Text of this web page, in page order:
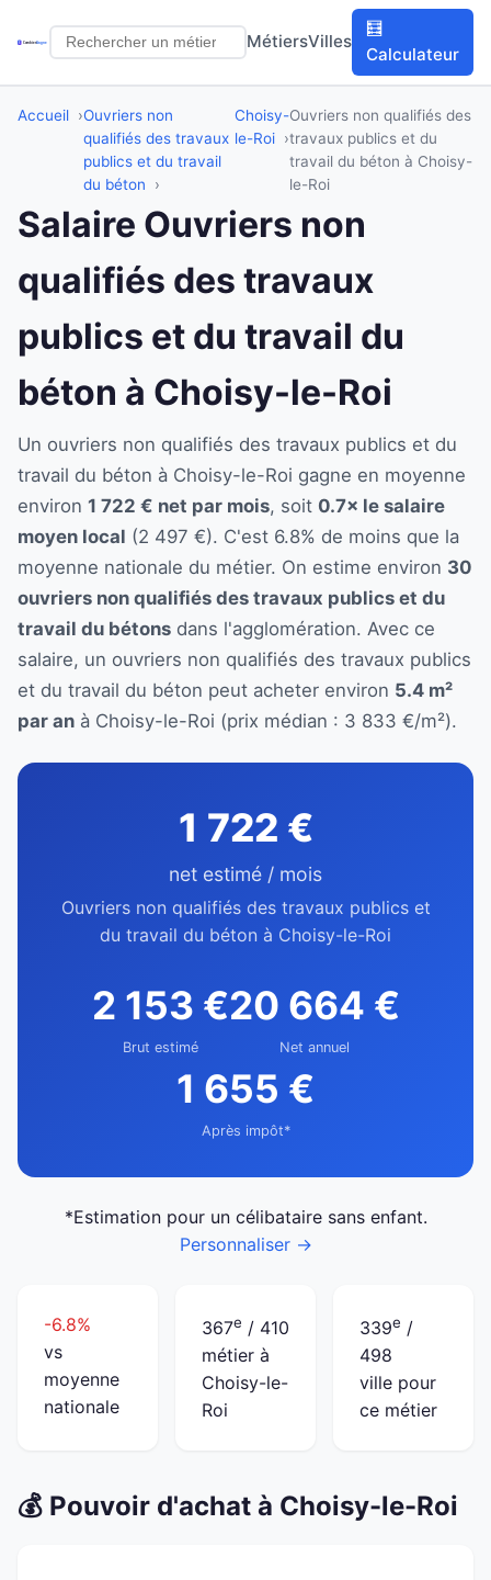
MétiersVilles
🧮
Calculateur
Accueil
Ouvriers non
qualifiés des travaux
publics et du travail
du béton
Choisy-
le-Roi
Ouvriers non qualifiés des
travaux publics et du
travail du béton à Choisy-
le-Roi
Salaire Ouvriers non
qualifiés des travaux
publics et du travail du
béton à Choisy-le-Roi
Un ouvriers non qualifiés des travaux publics et du
travail du béton à Choisy-le-Roi gagne en moyenne
environ 1 722 € net par mois, soit 0.7× le salaire
moyen local (2 497 €). C'est 6.8% de moins que la
moyenne nationale du métier. On estime environ 30
ouvriers non qualifiés des travaux publics et du
travail du bétons dans l'agglomération. Avec ce
salaire, un ouvriers non qualifiés des travaux publics
et du travail du béton peut acheter environ 5.4 m²
par an à Choisy-le-Roi (prix médian : 3 833 €/m²).
1 722 €
net estimé / mois
Ouvriers non qualifiés des travaux publics et
du travail du béton à Choisy-le-Roi
2 153 €
Brut estimé
20 664 €
Net annuel
1 655 €
Après impôt*
*Estimation pour un célibataire sans enfant.
Personnaliser →
-6.8%
vs
moyenne
nationale
367e / 410
métier à
Choisy-le-
Roi
339e /
498
ville pour
ce métier
💰 Pouvoir d'achat à Choisy-le-Roi